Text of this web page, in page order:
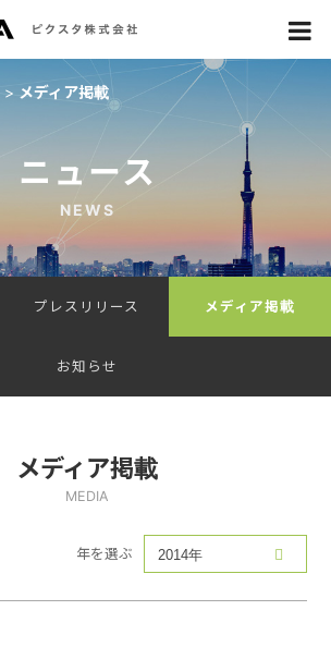
メディア掲載
ニュース
NEWS
プレスリリース メディア掲載
お知らせ
メディア掲載
MEDIA
年を選ぶ